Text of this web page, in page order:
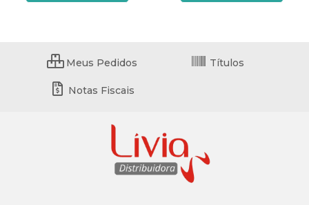
Meus Pedidos Títulos
Notas Fiscais